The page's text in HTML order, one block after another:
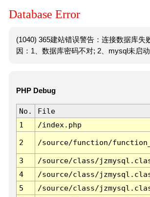
Database Error
(1040) 365建站错误警告：连接数据库失
因：1、数据库密码不对; 2、mysql未启动
PHP Debug
No. File
1
/index.php
2 /source/function/
3 /source/class/
4
/source/class/
5
/source/class/